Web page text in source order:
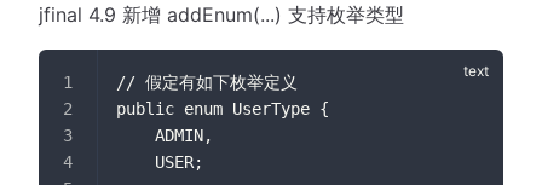
jfinal 4.9 新增 addEnum(...) 支持枚举类型
// 假定有如下枚举定义
public enum UserType {
    ADMIN,
    USER;